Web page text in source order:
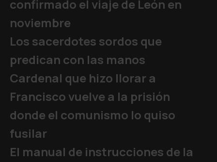
confirmado el viaje de León en
noviembre
Los sacerdotes sordos que
predican con las manos
Cardenal que hizo llorar a
Francisco vuelve a la prisión
donde el comunismo lo quiso
fusilar
El manual de instrucciones de la